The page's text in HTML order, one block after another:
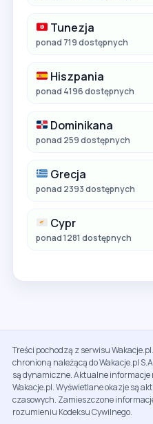
Tunezja
ponad 719 dostępnych
Hiszpania
ponad 4196 dostępnych
Dominikana
ponad 259 dostępnych
Grecja
ponad 2393 dostępnych
Cypr
ponad 1281 dostępnych
Treści pochodzą z serwisu
chronioną należącą do Wakacje.pl
są dynamiczne. Aktualne
Wakacje.pl. Wyświetlane okazje są
czasowych. Zamieszczone
rozumieniu Kodeksu Cywilnego.